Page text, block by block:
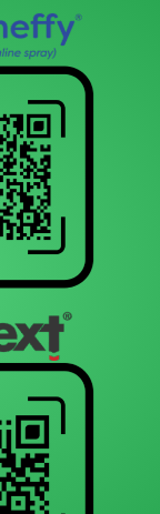
αντισώματα στο
σημασία.
έγινε σε
στα 2 έτη, και
επίπτωση
ηλικία, με
ενηλίκους
αντίδρασης
επιβάλλεται
να είναι
μέσω της
στα παιδιά
ιατρό και
κατά το
γεύματα στην